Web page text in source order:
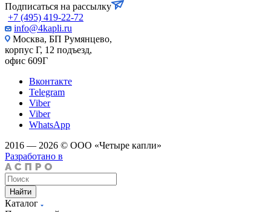
Подписаться на рассылку
+7 (495) 419-22-72
info@4kapli.ru
Москва, БП Румянцево,
корпус Г, 12 подъезд,
офис 609Г
Вконтакте
Telegram
Viber
Viber
WhatsApp
2016 — 2026 © ООО «Четыре капли»
Разработано в
Найти
Каталог